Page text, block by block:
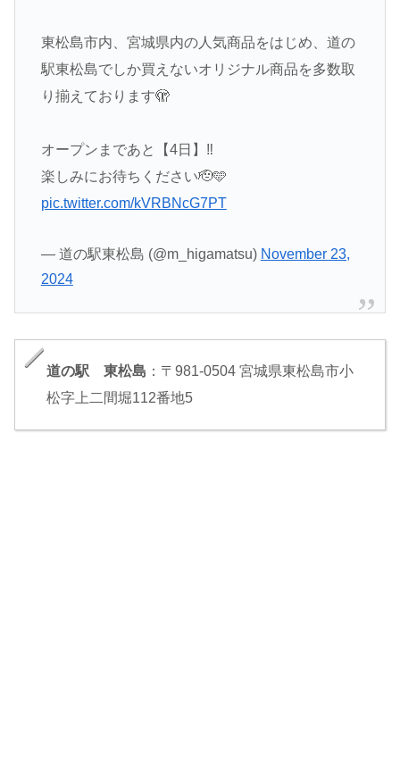
東松島市内、宮城県内の人気商品をはじめ、道の
駅東松島でしか買えないオリジナル商品を多数取
り揃えております🫣
オープンまであと【4日】‼️
楽しみにお待ちください🫡🩵
pic.twitter.com/kVRBNcG7PT
— 道の駅東松島 (@m_higamatsu) November 23,
2024
道の駅 東松島 ：〒981-0504 宮城県東松島市小
松字上二間堀112番地5